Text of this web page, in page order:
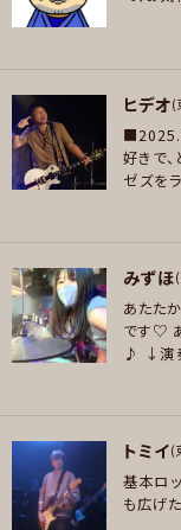
■歌う→昭和～平成アイ
mmy february6、サカナ
尾聰、ベートーヴェン、
好きなジャンル
ポップス , ロック , ジャ
ボーカル , ギター , ベー
好きなアーティスト
Ozzy Osbourne ,
Knot , L'Arc-en-Ciel
好きなジャンル
ロック , ハードロック/ヘ
プレイヤー参加予定
ヒデオ(
好きで
ゼズを
ボーカル , ギター
好きなアーティスト
■【歌うの好きなボー
タリスト】 Izzy
一 ■【好きなお笑い芸
好きなジャンル
ロック , パンク/メロコ
みずほ
あたた
です♡
♪
↓演
e.com/
たとき
17年3
ボーカル , ドラム
好きなアーティスト
The Beatles/Paul
トミイ(
基本ロ
も広げ